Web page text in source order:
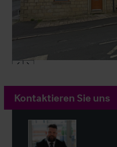
Kontaktieren Sie uns